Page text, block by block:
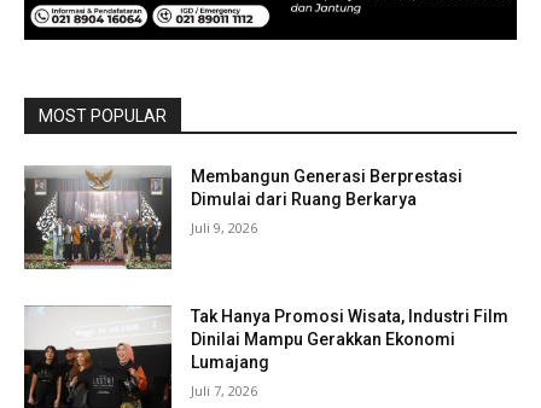
MOST POPULAR
Membangun Generasi Berprestasi
Dimulai dari Ruang Berkarya
Juli 9, 2026
Tak Hanya Promosi Wisata, Industri Film
Dinilai Mampu Gerakkan Ekonomi
Lumajang
Juli 7, 2026